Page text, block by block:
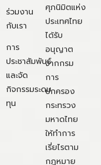
ร่วมงาน
กับเรา
การ
ประชาสัมพันธ์
และจัด
กิจกรรมระดม
ทุน
ศุภนิมิตแห่ง
ประเทศไทย
ได้รับ
อนุญาต
จากกรม
การ
ปกครอง
กระทรวง
มหาดไทย
ให้ทำการ
เรี่ยไรตาม
กฎหมาย